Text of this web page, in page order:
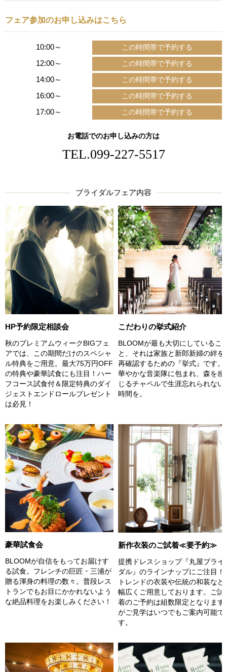
フェア参加のお申し込みはこちら
10:00～
12:00～
14:00～
16:00～
17:00～
お電話でのお申し込みの方は
TEL.099-227-5517
ブライダルフェア内容
HP予約限定相談会
秋のプレミアムウィークBIGフェ
アでは、この期間だけのスペシャ
ル特典をご用意。最大75万円OFF
の特典や豪華試食にも注目！ハー
フコース試食付＆限定特典のダイ
ジェストエンドロールプレゼント
は必見！
こだわりの挙式紹介
BLOOMが最も大切にしているこ
と、それは家族と新郎新婦の絆を
再確認するための『挙式』です。
華やかな音楽隊に包まれ、森を感
じるチャペルで生涯忘れられない
時間を。
豪華試食会
BLOOMが自信をもってお届けす
る試食。フレンチの巨匠・三浦が
贈る渾身の料理の数々。普段レス
トランでもお目にかかれないよう
な絶品料理をお楽しみください！
新作衣装のご試着≪要予約≫
提携ドレスショップ『丸屋ブライ
ダル』のラインナップにご注目！
トレンドの衣装や伝統の和装など
幅広くご用意しております。ご試
着のご予約は組数限定となります
がご見学はいつでもご案内可能で
す。